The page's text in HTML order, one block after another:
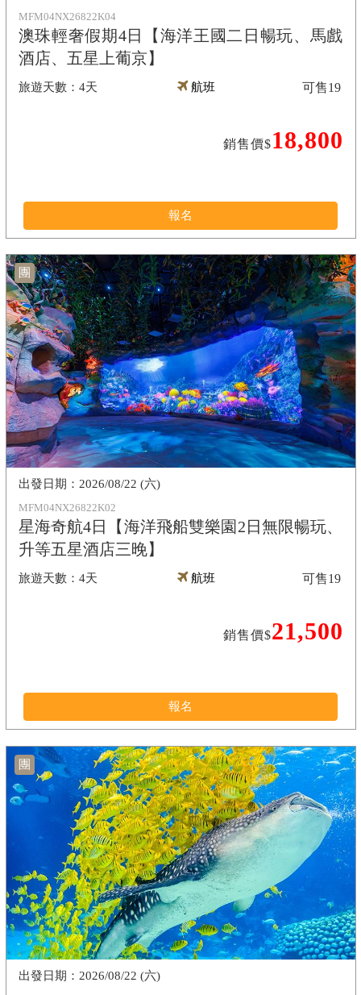
MFM04NX26822K04
澳珠輕奢假期4日【海洋王國二日暢玩、馬戲
酒店、五星上葡京】
4天 航班
銷售價$18,800
可售19
報名
團
MFM04NX26822K02
星海奇航4日【海洋飛船雙樂園2日無限暢玩、
升等五星酒店三晚】
4天
2026/08/22 (六)
航班
銷售價$21,500
可售19
報名
團
2026/08/22 (六)